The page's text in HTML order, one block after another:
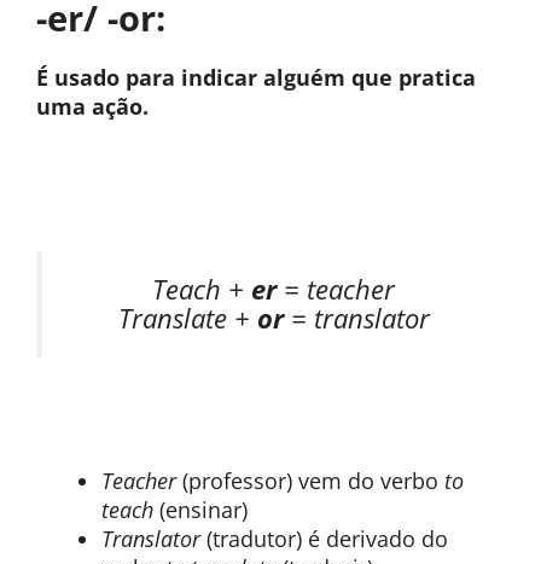
-er/ -or:
É usado para indicar alguém que pratica
uma ação.
Teach + er = teacher
Translate + or= translator
Teacher(professor) vem do verbo to
teach (ensinar)
Translator(tradutor) é derivado do